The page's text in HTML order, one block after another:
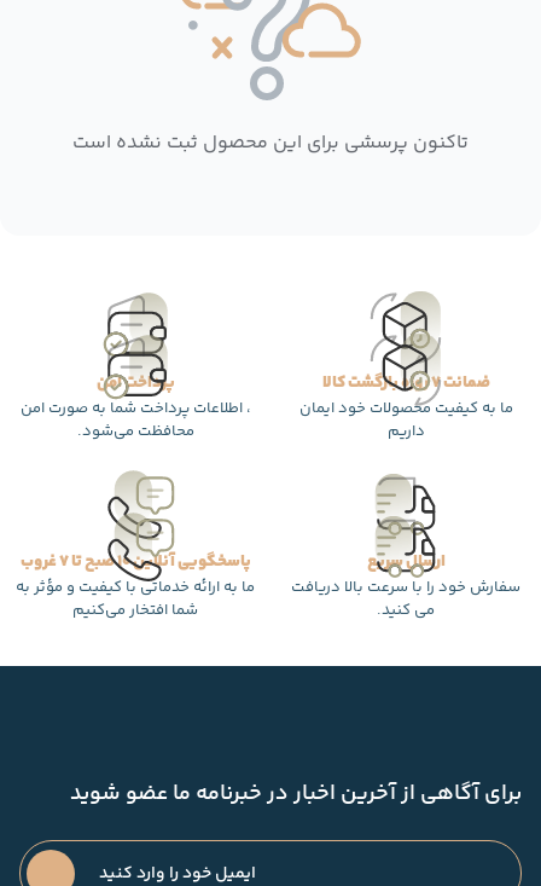
تاکنون پرسشی برای این محصول ثبت نشده است
ضمانت 7 روزه بازگشت کالا
ما به کیفیت محصولات خود ایمان
داریم
پرداخت امن
، اطلاعات پرداخت شما به صورت امن
محافظت می‌شود.
ارسال سریع
سفارش خود را با سرعت بالا دریافت
می کنید.
پاسخگویی آنلاین 10 صبح تا 7 غروب
ما به ارائه خدماتی با کیفیت و مؤثر به
شما افتخار می‌کنیم
برای آگاهی از آخرین اخبار در خبرنامه ما عضو شوید